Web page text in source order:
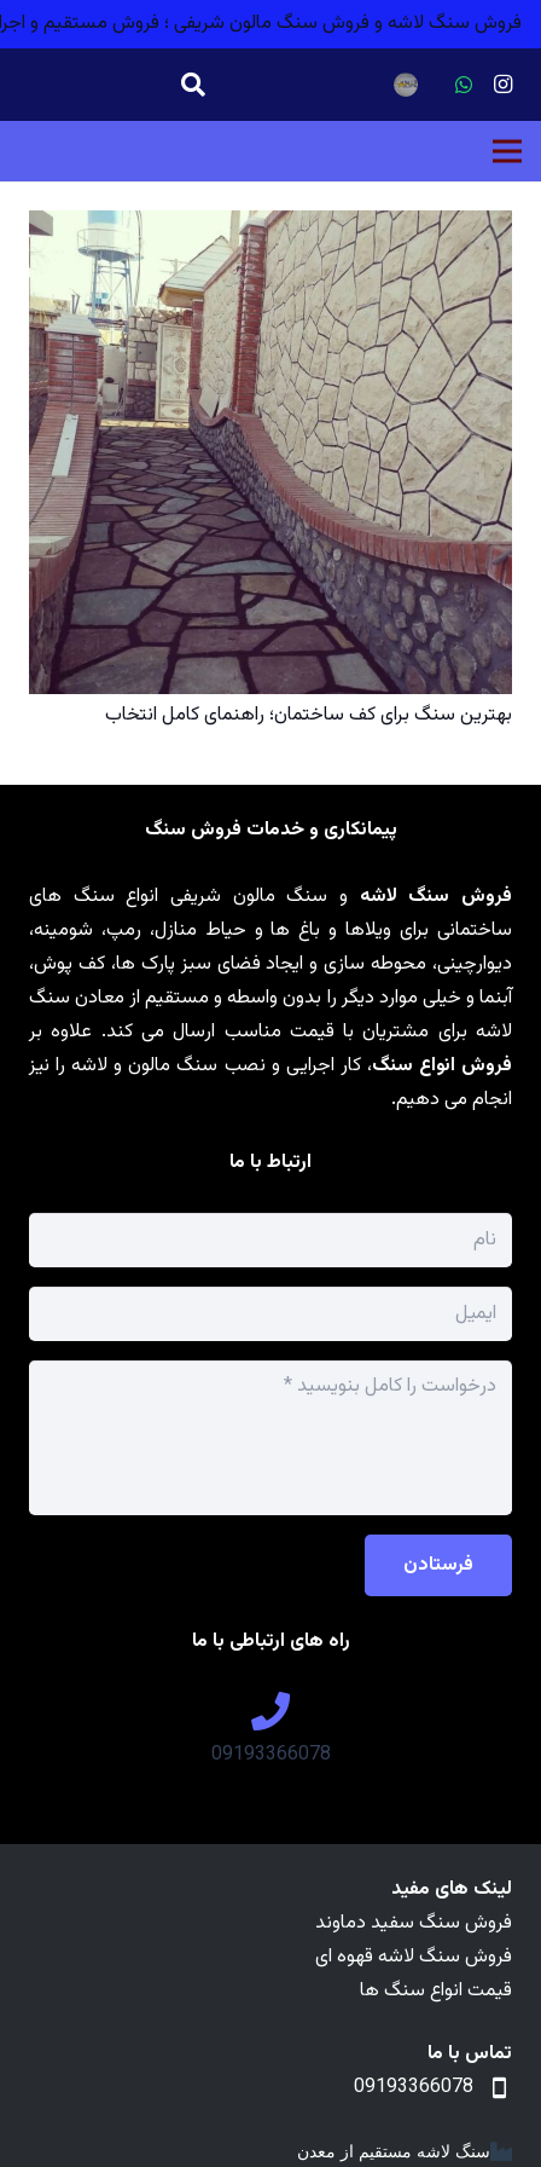
فروش سنگ لاشه و فروش سنگ مالون شریفی ؛ فروش مستقیم و
بهترین سنگ برای کف ساختمان؛ راهنمای کامل انتخاب
پیمانکاری و خدمات فروش سنگ
فروش سنگ لاشه و سنگ مالون شریفی انواع سنگ های
ساختمانی برای ویلاها و باغ ها و حیاط منازل، رمپ، شومینه،
دیوارچینی، محوطه سازی و ایجاد فضای سبز پارک ها، کف پوش،
آبنما و خیلی موارد دیگر را بدون واسطه و مستقیم از معادن سنگ
لاشه برای مشتریان با قیمت مناسب ارسال می کند. علاوه بر
فروش انواع سنگ، کار اجرایی و نصب سنگ مالون و لاشه را نیز
انجام می دهیم.
ارتباط با ما
فرستادن
راه های ارتباطی با ما
09193366078
لینک های مفید
فروش سنگ سفید دماوند
فروش سنگ لاشه قهوه ای
قیمت انواع سنگ ها
تماس با ما
09193366078
سنگ لاشه مستقیم از معدن